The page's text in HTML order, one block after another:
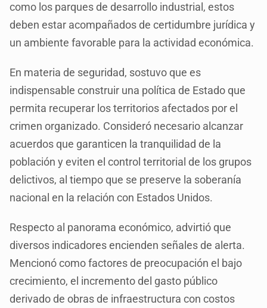
como los parques de desarrollo industrial, estos
deben estar acompañados de certidumbre jurídica y
un ambiente favorable para la actividad económica.
En materia de seguridad, sostuvo que es
indispensable construir una política de Estado que
permita recuperar los territorios afectados por el
crimen organizado. Consideró necesario alcanzar
acuerdos que garanticen la tranquilidad de la
población y eviten el control territorial de los grupos
delictivos, al tiempo que se preserve la soberanía
nacional en la relación con Estados Unidos.
Respecto al panorama económico, advirtió que
diversos indicadores encienden señales de alerta.
Mencionó como factores de preocupación el bajo
crecimiento, el incremento del gasto público
derivado de obras de infraestructura con costos